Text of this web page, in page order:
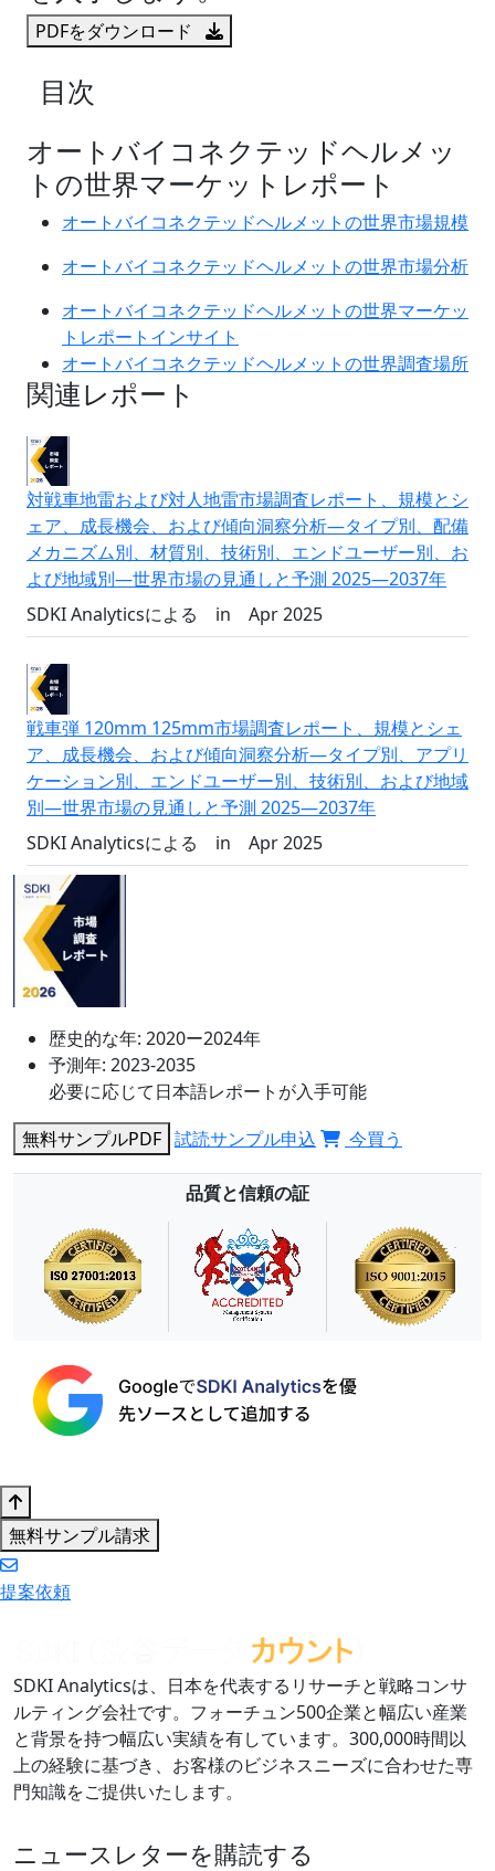
PDFをダウンロード
目次
オートバイコネクテッドヘルメッ
トの世界マーケットレポート
オートバイコネクテッドヘルメットの世界市場規模
オートバイコネクテッドヘルメットの世界市場分析
オートバイコネクテッドヘルメットの世界マーケッ
トレポートインサイト
オートバイコネクテッドヘルメットの世界調査場所
関連レポート
対戦車地雷および対人地雷市場調査レポート、規模とシ
ェア、成長機会、および傾向洞察分析―タイプ別、配備
メカニズム別、材質別、技術別、エンドユーザー別、お
よび地域別―世界市場の見通しと予測 2025―2037年
SDKI Analyticsによる
in Apr 2025
戦車弾 120mm 125mm市場調査レポート、規模とシェ
ア、成長機会、および傾向洞察分析―タイプ別、アプリ
ケーション別、エンドユーザー別、技術別、および地域
別―世界市場の見通しと予測 2025―2037年
SDKI Analyticsによる
in Apr 2025
歴史的な年: 2020ー2024年
予測年: 2023-2035
必要に応じて日本語レポートが入手可能
無料サンプルPDF 試読サンプル申込 今買う
品質と信頼の証
無料サンプル請求
提案依頼
SDKI Analyticsは、日本を代表するリサーチと戦略コンサ
ルティング会社です。フォーチュン500企業と幅広い産業
と背景を持つ幅広い実績を有しています。300,000時間以
上の経験に基づき、お客様のビジネスニーズに合わせた専
門知識をご提供いたします。
ニュースレターを購読する